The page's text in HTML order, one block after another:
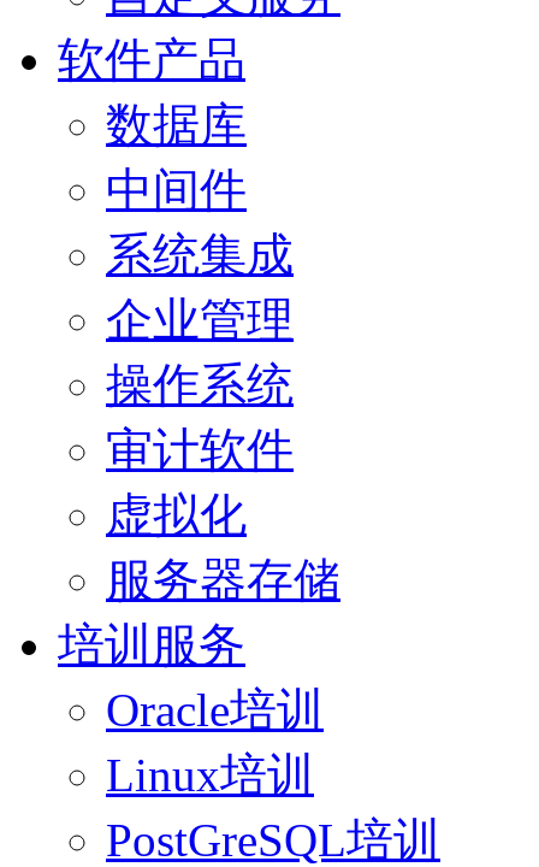
软件产品
数据库
中间件
系统集成
企业管理
操作系统
审计软件
虚拟化
服务器存储
培训服务
Oracle培训
Linux培训
PostGreSQL培训